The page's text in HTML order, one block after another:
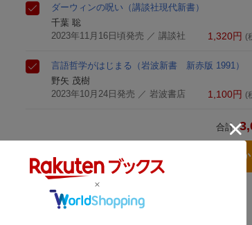
ダーウィンの呪い （講談社現代新書）
千葉 聡
2023年11月16日頃発売 ／ 講談社 1,320円 (
言語哲学がはじまる （岩波新書 新赤版 1991）
野矢 茂樹
2023年10月24日発売 ／ 岩波書店 1,100円 (
合計
3点とも買い物